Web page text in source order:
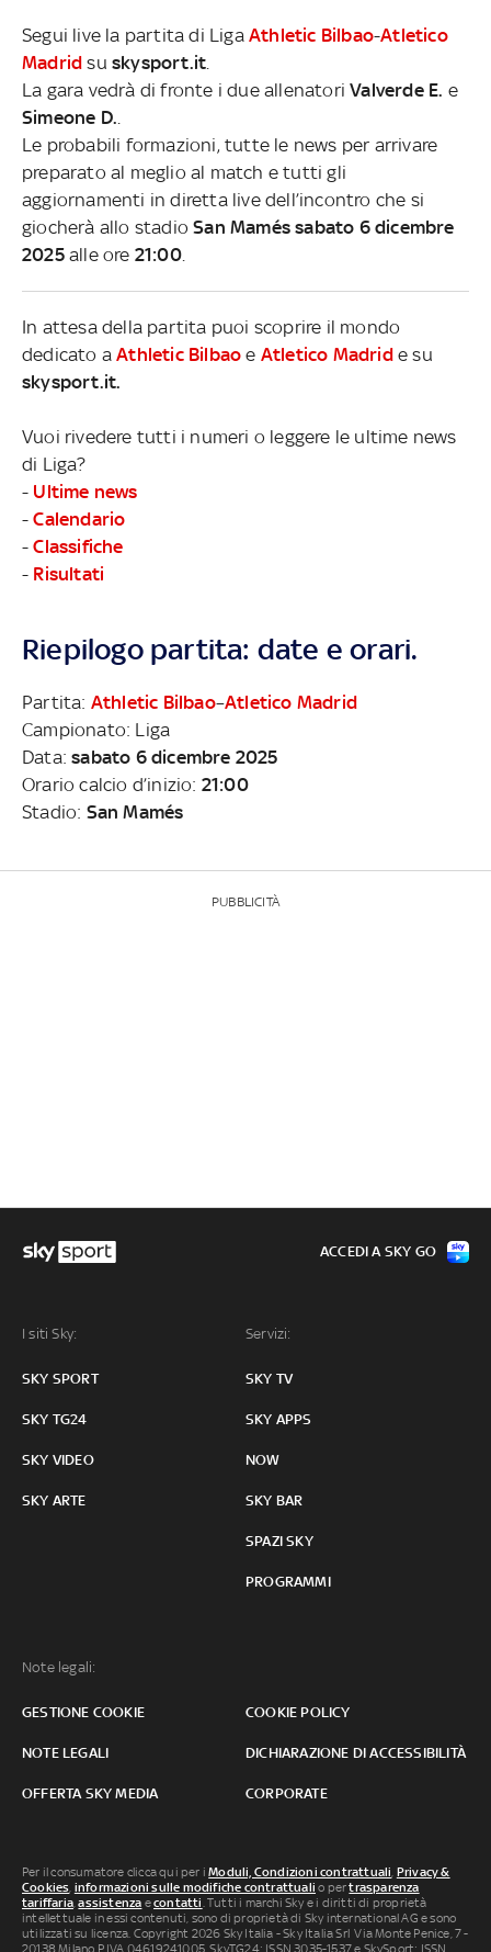
Segui live la partita di Liga Athletic Bilbao-Atletico
Madrid suskysport.it
La gara vedrà di fronte i due allenatoriValverde E. e
Simeone D.
Le probabili formazioni, tutte le news per arrivare
preparato al meglio al match e tutti gli
aggiornamenti in diretta live dell’incontro che si
giocherà allo stadioSan Mamés sabato 6 dicembre
2025alle ore 21:00.
In attesa della partita puoi scoprire il mondo
dedicato aAthletic Bilbao e Atletico Madride su
skysport.it.
Vuoi rivedere tutti i numeri o leggere le ultime news
di Liga?
- Ultime news
-Calendario
-Classifiche
- Risultati
Riepilogo partita: date e orari.
Partita: Athletic Bilbao–Atletico Madrid
Campionato: Liga
Data:sabato 6 dicembre 2025
Orario calcio d’inizio: 21:00
Stadio: San Mamés
PUBBLICITÀ
I siti Sky:
SKY SPORT
SKY TG24
SKY VIDEO
SKY ARTE
Servizi:
SKY TV
SKY APPS
NOW
SKY BAR
SPAZI SKY
PROGRAMMI
Note legali:
GESTIONE COOKIE COOKIE POLICY
NOTE LEGALI DICHIARAZIONE DI ACCESSIBILITÀ
OFFERTA SKY MEDIA CORPORATE
ACCEDI A SKY GO
Per il consumatore clicca qui per iModuli, Condizioni contrattuali Privacy &
Cookies informazioni sulle modifiche contrattuali o pertrasparenza
tariffaria ,assistenza econtatti . Tutti i marchi Sky e i diritti di proprietà
intellettuale in essi contenuti, sono di proprietà di Sky international AG e sono
utilizzati su licenza. Copyright 2026 Sky Italia - Sky Italia Srl Via Monte Penice, 7 -
20138 Milano P.IVA 04619241005. SkyTG24: ISSN 3035-1537 e SkySport: ISSN